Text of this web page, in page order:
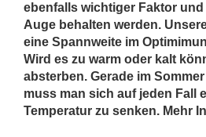
ebenfalls wichtiger Faktor
Auge behalten werden.
eine Spannweite im
Wird es zu warm oder kalt
absterben. Gerade im
muss man sich auf jeden Fall
Temperatur zu senken. Mehr